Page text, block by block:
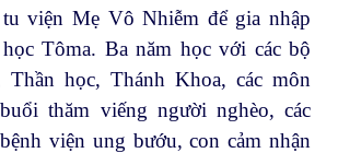
viện Mẹ Vô Nhiễm để gia nhập
Tôma. Ba năm học với các bộ
Thần học, Thánh Khoa, các môn
thăm viếng người nghèo, các
viện ung bướu, con cảm nhận